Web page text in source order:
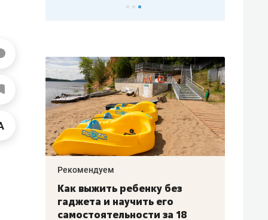
–
Рекомендуем
Как выжить ребенку без
гаджета и научить его
самостоятельности за 18